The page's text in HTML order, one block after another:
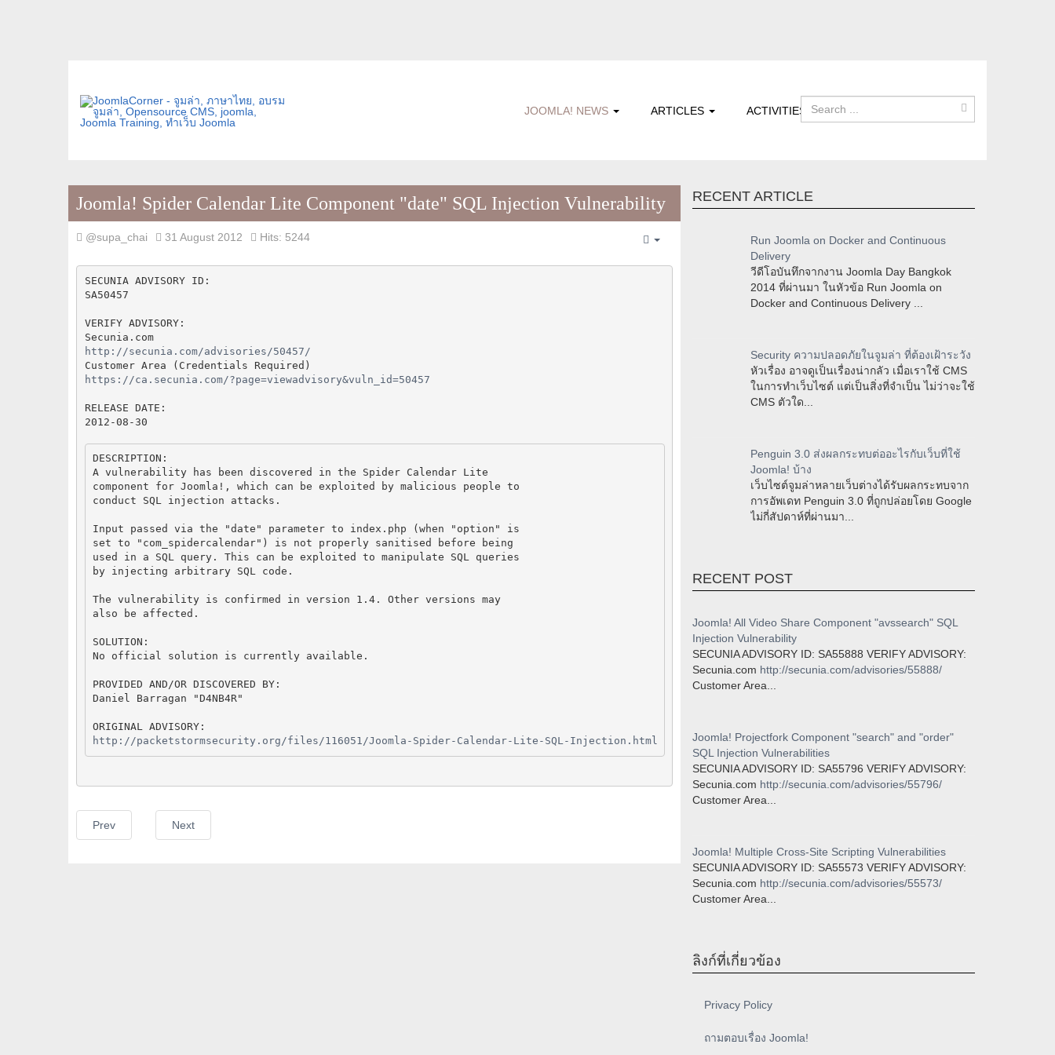
JOOMLA! NEWS ARTICLES ACTIVITIES
Joomla! Spider Calendar Lite Component "date" SQL Injection Vulnerability
@supa_chai 31 August 2012
Hits: 5244
SECUNIA ADVISORY ID:
SA50457
VERIFY ADVISORY:
Secunia.com
http://secunia.com/advisories/50457/
https://ca.secunia.com/?page=viewadvisory&vuln_id=50457
RELEASE DATE:
DESCRIPTION:
A vulnerability has been discovered in the Spider Calendar Lite
component for Joomla!, which can be exploited by malicious people to
conduct SQL injection attacks.
Input passed via the "date" parameter to index.php (when "option" is
set to "com_spidercalendar") is not properly sanitised before being
used in a SQL query. This can be exploited to manipulate SQL queries
by injecting arbitrary SQL code.
The vulnerability is confirmed in version 1.4. Other versions may
also be affected.
SOLUTION:
No official solution is currently available.
PROVIDED AND/OR DISCOVERED BY:
Daniel Barragan "D4NB4R"
http://packetstormsecurity.org/files/116051/Joomla-Spider-Calendar-Lite-SQL-Injection.html
Prev Next
RECENT ARTICLE
Run Joomla on Docker and Continuous
Delivery
วีดีโอบันทึกจากงาน Joomla Day Bangkok
2014 ที่ผ่านมา ในหัวข้อ Run Joomla on
Docker and Continuous Delivery ...
Security ความปลอดภัยในจูมล่า ที่ต้องเฝ้าระวัง
หัวเรื่อง อาจดูเป็นเรื่องน่ากลัว เมื่อเราใช้ CMS
ในการทำเว็บไซต์ แต่เป็นสิ่งที่จำเป็น ไม่ว่าจะใช้
CMS ตัวใด...
Penguin 3.0 ส่งผลกระทบต่ออะไรกับเว็บที่ใช้
Joomla! บ้าง
เว็บไซต์จูมล่าหลายเว็บต่างได้รับผลกระทบจาก
การอัพเดท Penguin 3.0 ที่ถูกปล่อยโดย Google
ไม่กี่สัปดาห์ที่ผ่านมา...
RECENT POST
Joomla! All Video Share Component "avssearch" SQL
Injection Vulnerability
SECUNIA ADVISORY ID: SA55888 VERIFY ADVISORY:
Secunia.com http://secunia.com/advisories/55888/
Customer Area...
Joomla! Projectfork Component "search" and "order"
SQL Injection Vulnerabilities
SECUNIA ADVISORY ID: SA55796 VERIFY ADVISORY:
Secunia.com http://secunia.com/advisories/55796/
Customer Area...
Joomla! Multiple Cross-Site Scripting Vulnerabilities
SECUNIA ADVISORY ID: SA55573 VERIFY ADVISORY:
Secunia.com http://secunia.com/advisories/55573/
Customer Area...
ลิงก์ที่เกี่ยวข้อง
Privacy Policy
ถามตอบเรื่อง Joomla!